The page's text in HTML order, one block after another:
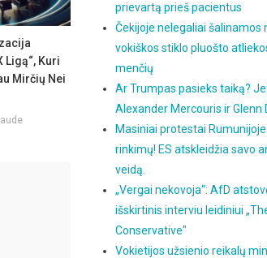
Ligą“, Kuri
Mirčių Nei
prievartą prieš pacientus
Čekijoje nelegaliai šalinamos
vokiškos stiklo pluošto
menčių
Ar Trumpas pasieks taiką?
Alexander Mercouris ir Glenn
Masiniai protestai
rinkimų! ES atskleidžia savo
veidą.
„Vergai nekovoja“: AfD
išskirtinis interviu leidiniui
Conservative"
Vokietijos užsienio reikalų